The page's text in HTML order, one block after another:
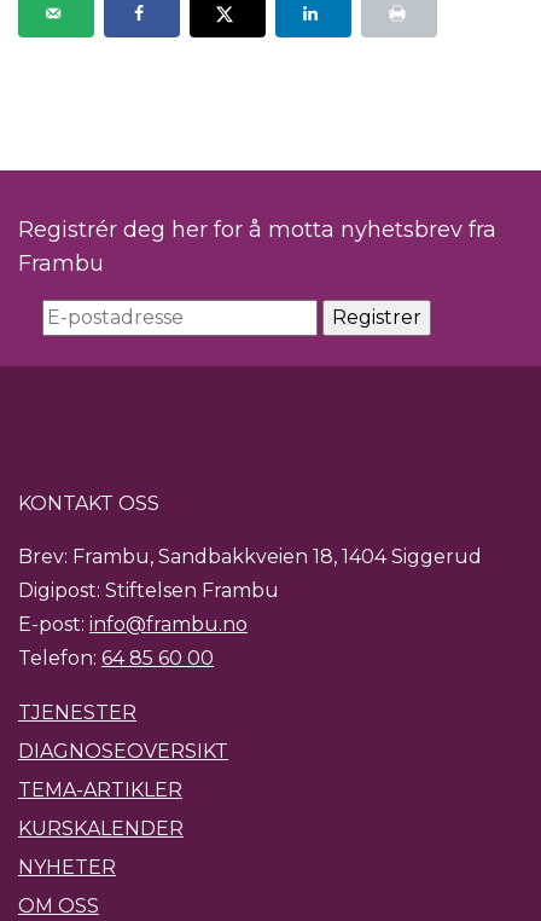
Registrér deg her for å motta nyhetsbrev fra
Frambu
KONTAKT OSS
Brev: Frambu, Sandbakkveien 18, 1404 Siggerud
Digipost: Stiftelsen Frambu
E-post: info@frambu.no
Telefon: 64 85 60 00
TJENESTER
DIAGNOSEOVERSIKT
TEMA-ARTIKLER
KURSKALENDER
NYHETER
OM OSS